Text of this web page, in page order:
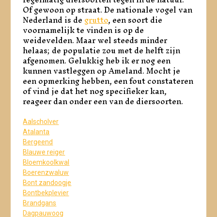
Of gewoon op straat. De nationale vogel van
Nederland is degrutto, een soort die
voornamelijk te vinden is op de
weidevelden. Maar wel steeds minder
helaas; de populatie zou met de helft zijn
afgenomen. Gelukkig heb ik er nog een
kunnen vastleggen op Ameland. Mocht je
een opmerking hebben, een fout constateren
of vind je dat het nog specifieker kan,
reageer dan onder een van de diersoorten.
Aalscholver
Atalanta
Bergeend
Blauwe reiger
Bloemkoolkwal
Boerenzwaluw
Bont zandoogje
Bontbekplevier
Brandgans
Dagpauwoog